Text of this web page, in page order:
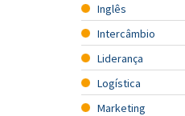
Inglês
Intercâmbio
Liderança
Logística
Marketing